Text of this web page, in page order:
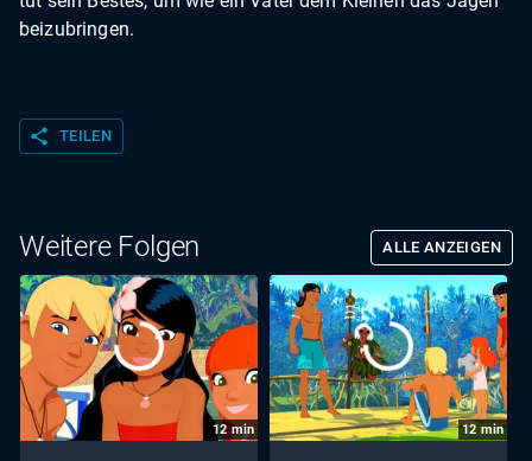
beizubringen.
share TEILEN
Weitere Folgen ALLE ANZEIGEN
12 min 12 min